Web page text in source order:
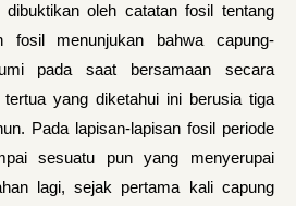
oleh catatan fosil tentang
fosil menunjukan bahwa capung-
pada saat bersamaan secara
yang diketahui ini berusia tiga
Pada lapisan-lapisan fosil periode
sesuatu pun yang menyerupai
lagi, sejak pertama kali capung